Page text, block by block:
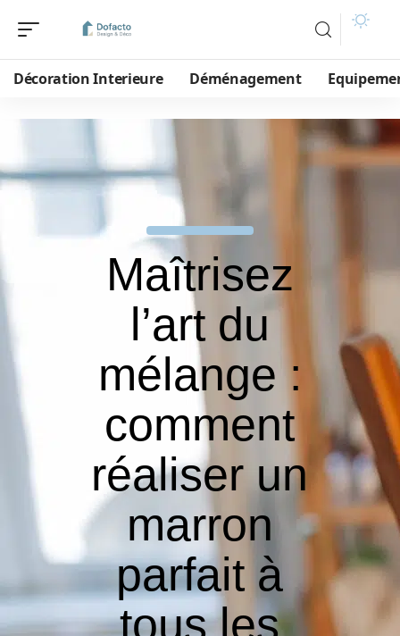
Décoration Interieure Déménagement
Maîtrisez
l’art du
mélange :
comment
réaliser un
marron
parfait à
tous les